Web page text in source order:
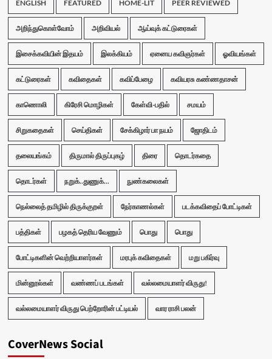
ENGLISH FEATURED HOME-LIT PEER REVIEWED
அறிந்துகொள்வோம் அறிவியல் ஆய்வுக் கட்டுரைகள்
இசைக்கவியின் இதயம் இலக்கியம் ஏனைய கவிஞர்கள் ஓவியங்கள்
கட்டுரைகள் கவிதைகள் கவிப்பேழை கவியரசு கண்ணதாசன்
காணொலி கிரேசி மொழிகள் கேள்வி-பதில் சமயம்
சிறுகதைகள் செய்திகள் சேக்கிழார் பா நயம் ஜோதிடம்
தலையங்கம் திருமால் திருப்புகழ் திரை தொடர்கதை
தொடர்கள் நறுக்..துணுக்... நுண்கலைகள்
நெல்லைத் தமிழில் திருக்குறள் நேர்காணல்கள் படக்கவிதைப் போட்டிகள்
பத்திகள் பழகத் தெரிய வேணும் பொது பொது
போட்டிகளின் வெற்றியாளர்கள் மரபுக் கவிதைகள் மறு பகிர்வு
மின்னூல்கள் வண்ணப் படங்கள் வல்லமையாளர் விருது!
வல்லமையாளர் விருது பெற்றோரின் பட்டியல் வார ராசி பலன்
CoverNews Social